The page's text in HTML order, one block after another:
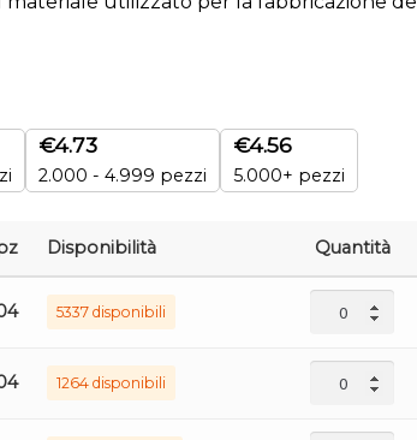
€4.73
2.000 - 4.999 pezzi
€4.56
5.000+ pezzi
Disponibilità Quantità
5337 disponibili
1264 disponibili